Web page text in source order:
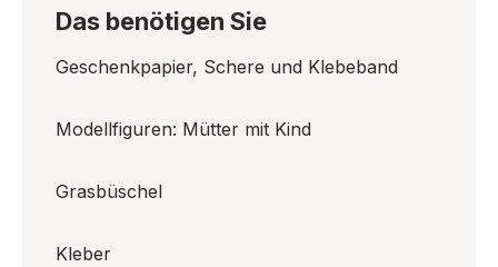
Das benötigen Sie
Geschenkpapier, Schere und Klebeband
Modellfiguren: Mütter mit Kind
Grasbüschel
Kleber